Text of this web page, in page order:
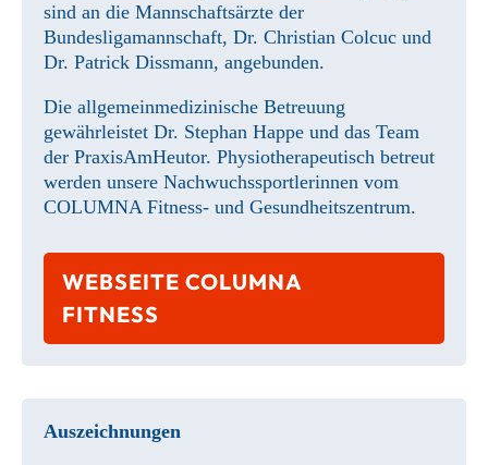
sind an die Mannschaftsärzte der
Bundesligamannschaft, Dr. Christian Colcuc und
Dr. Patrick Dissmann, angebunden.
Die allgemeinmedizinische Betreuung
gewährleistet Dr. Stephan Happe und das Team
der PraxisAmHeutor. Physiotherapeutisch betreut
werden unsere Nachwuchssportlerinnen vom
COLUMNA Fitness- und Gesundheitszentrum.
WEBSEITE COLUMNA
FITNESS
Auszeichnungen